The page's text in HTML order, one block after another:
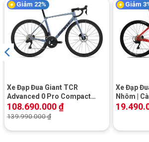
Giảm 22%
Xe Đạp Đua Giant TCR
Advanced 0 Pro Compact
2025
108.690.000₫
139.990.000₫
Giảm
Xe Đạp
Nhôm |
Shimano
Rẻ |